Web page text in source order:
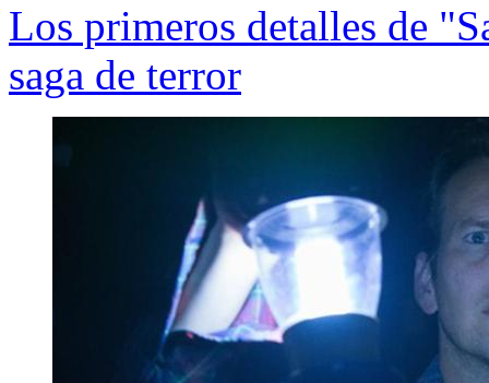
Los primeros detalles de
saga de terror